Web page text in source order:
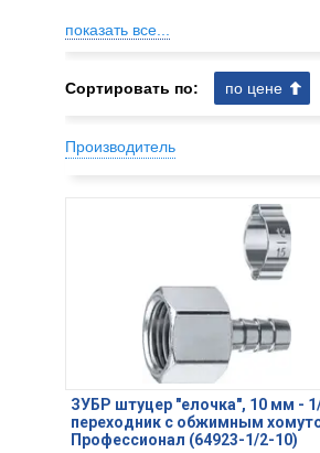
показать все...
Сортировать по: по цене
Производитель
ЗУБР штуцер ″елочка″, 10 мм - 1/
переходник с обжимным
Профессионал (64923-1/2-10)